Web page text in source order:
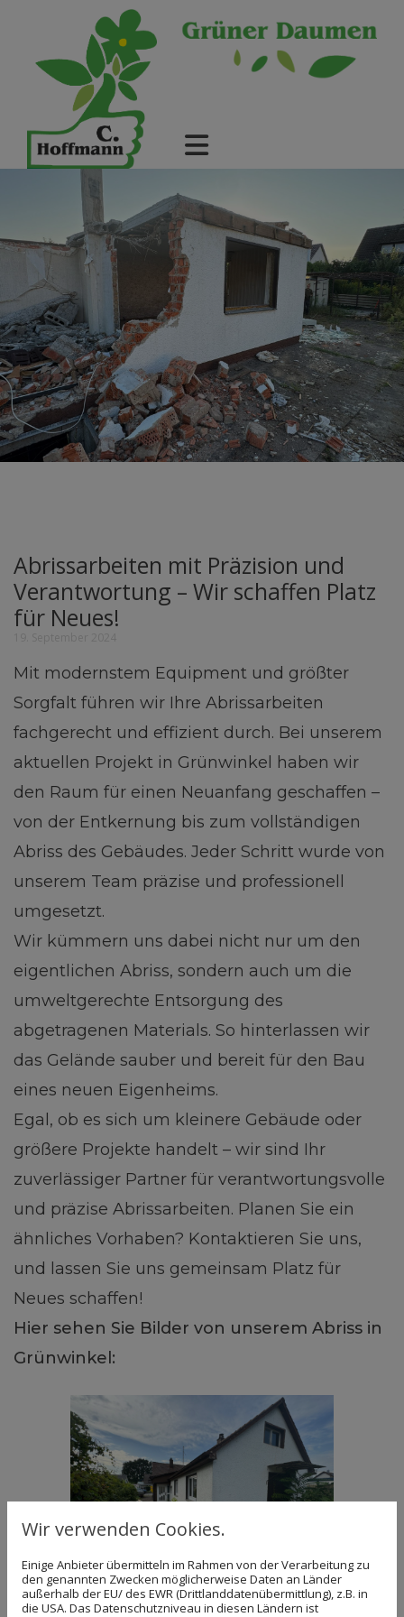
Abrissarbeiten mit Präzision und
Verantwortung – Wir schaffen Platz
für Neues!
Mit modernstem Equipment und größter
Sorgfalt führen wir Ihre Abrissarbeiten
fachgerecht und effizient durch. Bei unserem
aktuellen Projekt in Grünwinkel haben wir
den Raum für einen Neuanfang geschaffen –
von der Entkernung bis zum vollständigen
Abriss des Gebäudes. Jeder Schritt wurde von
unserem Team präzise und professionell
umgesetzt.
Wir kümmern uns dabei nicht nur um den
eigentlichen Abriss, sondern auch um die
umweltgerechte Entsorgung des
abgetragenen Materials. So hinterlassen wir
das Gelände sauber und bereit für den Bau
eines neuen Eigenheims.
Egal, ob es sich um kleinere Gebäude oder
größere Projekte handelt – wir sind Ihr
zuverlässiger Partner für verantwortungsvolle
und präzise Abrissarbeiten. Planen Sie ein
ähnliches Vorhaben? Kontaktieren Sie uns,
und lassen Sie uns gemeinsam Platz für
Neues schaffen!
Hier sehen Sie Bilder von unserem Abriss in
Grünwinkel:
Wir verwenden Cookies.
Einige Anbieter übermitteln im Rahmen von der Verarbeitung zu
den genannten Zwecken möglicherweise Daten an Länder
außerhalb der EU/ des EWR (Drittlanddatenübermittlung), z.B. in
die USA. Das Datenschutzniveau in diesen Ländern ist